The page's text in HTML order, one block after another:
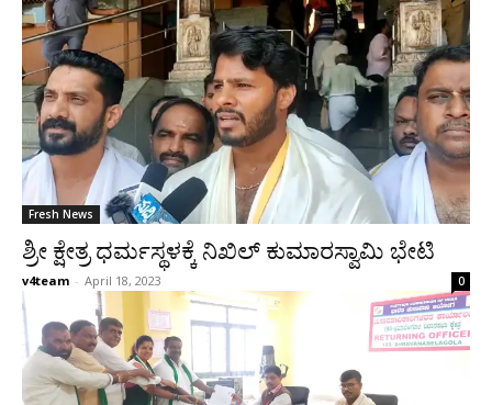
Fresh News
ಶ್ರೀ ಕ್ಷೇತ್ರ ಧರ್ಮಸ್ಥಳಕ್ಕೆ ನಿಖಿಲ್ ಕುಮಾರಸ್ವಾಮಿ ಭೇಟಿ
v4team - April 18, 2023 0